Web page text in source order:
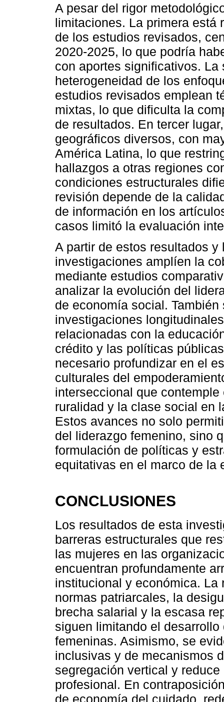
A pesar del rigor
limitaciones. La primera está
de los estudios revisados,
2020-2025, lo que podría
con aportes significativos.
heterogeneidad de los
estudios revisados emplean
mixtas, lo que dificulta la
de resultados. En tercer
geográficos diversos, con
América Latina, lo que
hallazgos a otras regiones
condiciones estructurales
revisión depende de la
de información en los
casos limitó la evaluación
A partir de estos resultados
investigaciones amplíen la
mediante estudios
analizar la evolución del
de economía social.
investigaciones
relacionadas con la
crédito y las políticas
necesario profundizar en el
culturales del
interseccional que
ruralidad y la clase social en
Estos avances no solo
del liderazgo femenino, sino
formulación de políticas y
equitativas en el marco de la
CONCLUSIONES
Los resultados de esta
barreras estructurales que
las mujeres en las
encuentran profundamente
institucional y económica.
normas patriarcales, la
brecha salarial y la escasa
siguen limitando el
femeninas. Asimismo, se
inclusivas y de mecanismos
segregación vertical y
profesional. En
de economía del cuidado,